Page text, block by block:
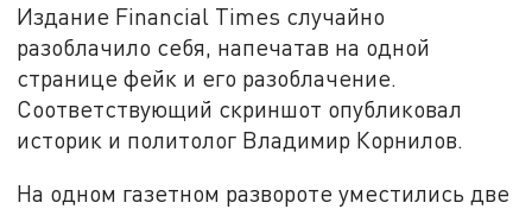
Издание Financial Times случайно
разоблачило себя, напечатав на одной
странице фейк и его разоблачение.
Соответствующий скриншот опубликовал
историк и политолог Владимир Корнилов.
На одном газетном развороте уместились две